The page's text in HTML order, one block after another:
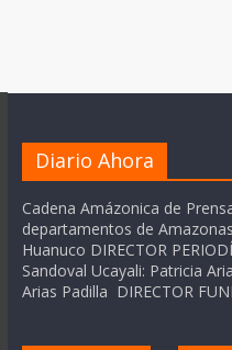
Diario Ahora
Cadena Amázonica de
departamentos de
Huanuco DIRECTOR
Sandoval Ucayali: Patricia
Arias Padilla DIRECTOR